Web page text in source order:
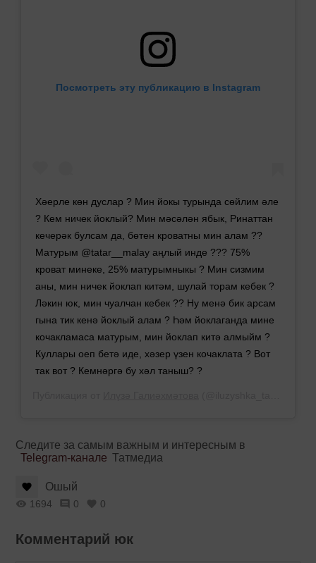
Посмотреть эту публикацию в Instagram
Хәерле көн дуслар ? Мин йокы турында сөйлим әле
? Кем ничек йоклый? Мин мәсәлән ябык, Ринаттан
кечерәк булсам да, бөтен кроватны мин алам ??
Матурым @tatar__malay аңлый инде ??? 75%
кроват минеке, 25% матурымныкы ? Мин сизмим
аны, мин ничек йоклап китәм, шулай торам кебек ?
Ләкин юк, мин чуалчан кебек ?? Ну менә бик арсам
гына тик кенә йоклый алам ? Һәм йоклаганда мине
кочакламаса матурым, мин йоклап китә алмыйм ?
Куллары оеп бетә иде, хәзер үзен кочаклата ? Вот
так вот ? Кемнәргә бу хәл таныш? ?
Следите за самым важным и интересным в
Telegram-канале Татмедиа
Ошый
1694 0 0
Комментарий юк